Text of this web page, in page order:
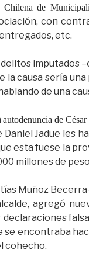
Chilena de
con
etc.
imputados
la causa sería
de una
autodenuncia de
Jadue les
esta fuese la
millones de
Muñoz
agregó
encontraba
cohecho.